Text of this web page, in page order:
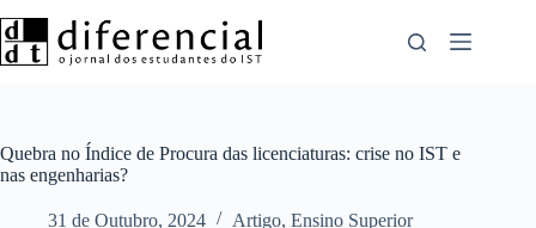
para
o
Quebra no Índice de Procura das licenciaturas: crise no IST e
nas engenharias?
31 de Outubro, 2024 Artigo, Ensino Superior